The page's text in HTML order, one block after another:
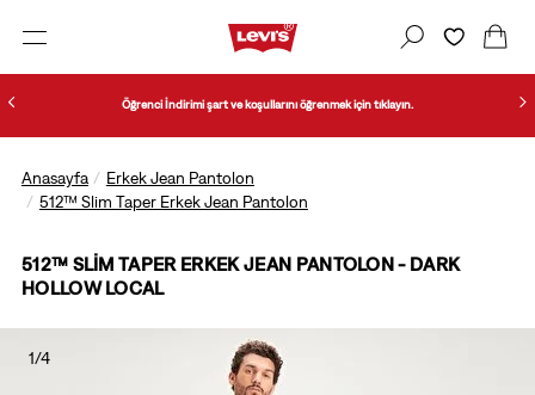
Öğrenci İndirimi şart ve koşullarını öğrenmek için tıklayın.
Anasayfa
Erkek Jean Pantolon
512™ Slim Taper Erkek Jean Pantolon
512™ SLIM TAPER ERKEK JEAN PANTOLON - DARK
HOLLOW LOCAL
1/4